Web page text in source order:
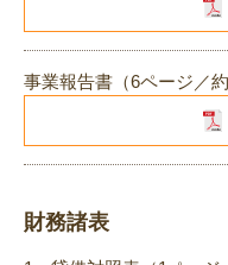
事業報告書（6ページ／約
財務諸表